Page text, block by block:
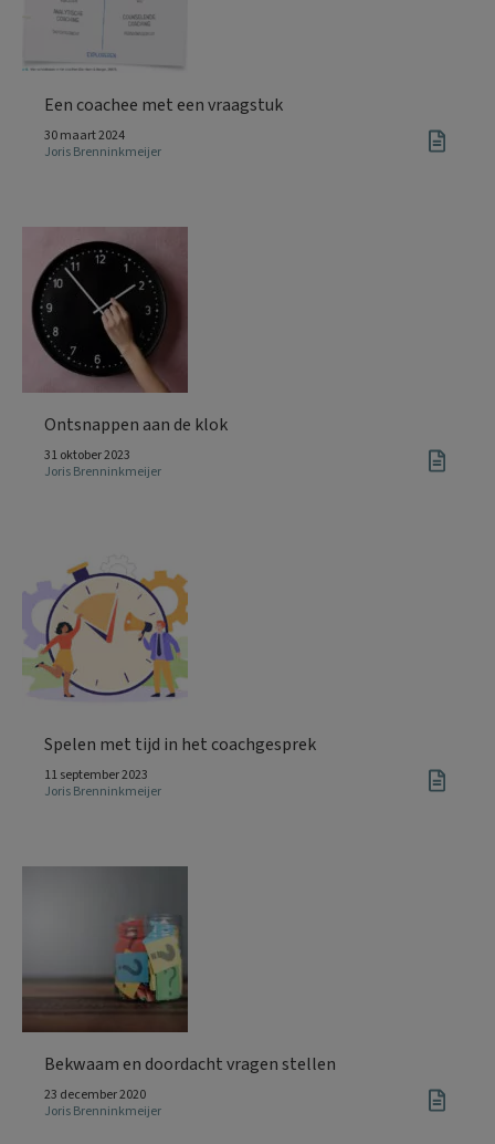
Een coachee met een vraagstuk
30 maart 2024
Joris Brenninkmeijer
Ontsnappen aan de klok
31 oktober 2023
Joris Brenninkmeijer
Spelen met tijd in het coachgesprek
11 september 2023
Joris Brenninkmeijer
Bekwaam en doordacht vragen stellen
23 december 2020
Joris Brenninkmeijer